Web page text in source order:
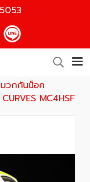
วกกันน็อค
MC4HSF